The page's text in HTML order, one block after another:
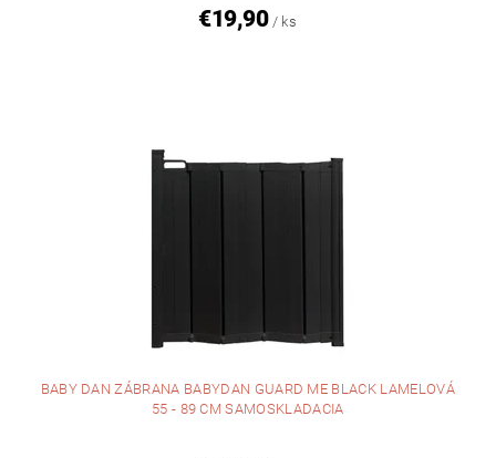
€19,90 / ks
BABY DAN ZÁBRANA BABYDAN GUARD ME BLACK LAMELOVÁ
55 - 89 CM SAMOSKLADACIA